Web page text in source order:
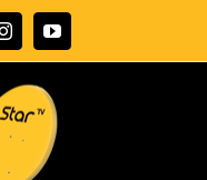
InstagramYouTube